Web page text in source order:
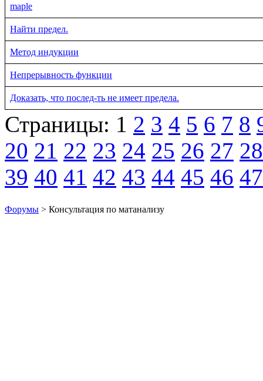
maple
Найти предел.
Метод индукции
Непрерывность функции
Доказать, что послед-ть не имеет предела.
Страницы: 1 2 3 4 5 6 7 8
20 21 22 23 24 25 26 27 28
39 40 41 42 43 44 45 46 47
Форумы > Консультация по матанализу